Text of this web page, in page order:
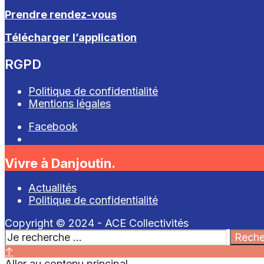
Prendre rendez-vous
Télécharger l’application
RGPD
Politique de confidentialité
Mentions légales
Facebook
Window
Vivre à Danjoutin.
Actualités
Politique de confidentialité
Copyright © 2024 - ACE Collectivités
Search
for:
Close
↑